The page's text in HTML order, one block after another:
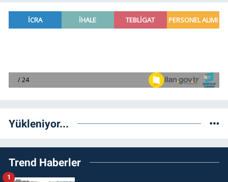
Yükleniyor...
Trend Haberler
1